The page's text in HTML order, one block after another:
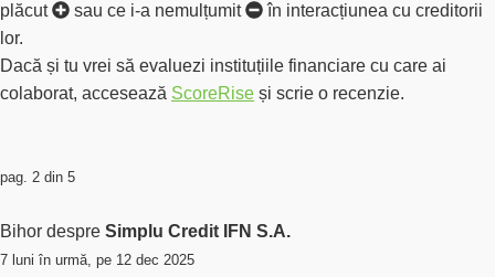
plăcut
sau ce i-a nemulțumit
în interacțiunea cu creditorii
lor.
Dacă și tu vrei să evaluezi instituțiile financiare cu care ai
colaborat, accesează ScoreRise și scrie o recenzie.
pag. 2 din 5
Bihor despre Simplu Credit IFN S.A.
7 luni în urmă, pe 12 dec 2025